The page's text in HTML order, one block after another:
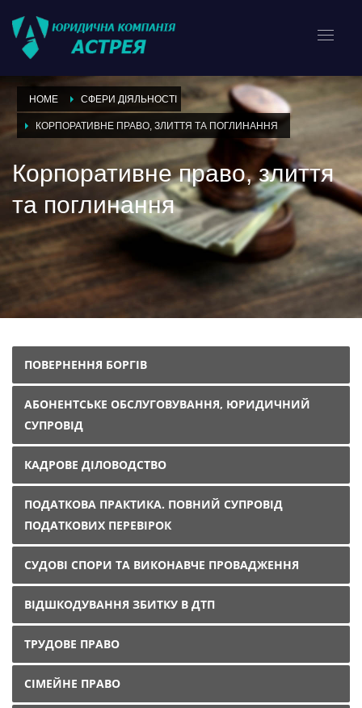
HOME СФЕРИ ДІЯЛЬНОСТІ
КОРПОРАТИВНЕ ПРАВО, ЗЛИТТЯ ТА ПОГЛИНАННЯ
Корпоративне право, злиття
та поглинання
ПОВЕРНЕННЯ БОРГІВ
АБОНЕНТСЬКЕ ОБСЛУГОВУВАННЯ, ЮРИДИЧНИЙ
СУПРОВІД
КАДРОВЕ ДІЛОВОДСТВО
ПОДАТКОВА ПРАКТИКА. ПОВНИЙ СУПРОВІД
ПОДАТКОВИХ ПЕРЕВІРОК
СУДОВІ СПОРИ ТА ВИКОНАВЧЕ ПРОВАДЖЕННЯ
ВІДШКОДУВАННЯ ЗБИТКУ В ДТП
ТРУДОВЕ ПРАВО
СІМЕЙНЕ ПРАВО